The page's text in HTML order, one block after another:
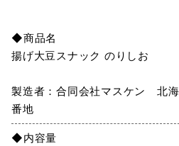
◆商品名
揚げ大豆スナック のりしお
製造者：合同会社マスケン 北
番地
◆内容量